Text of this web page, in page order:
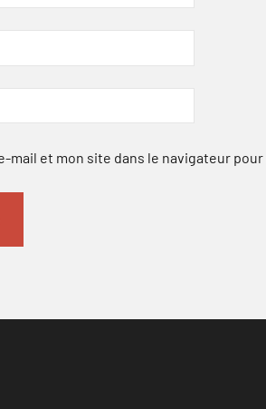
mail et mon site dans le navigateur